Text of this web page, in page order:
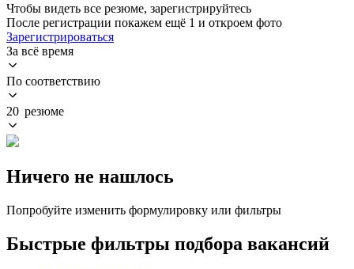
Чтобы видеть все резюме, зарегистрируйтесь
После регистрации покажем ещё 1 и откроем фото
Зарегистрироваться
За всё время
По соответствию
20 резюме
Ничего не нашлось
Попробуйте изменить формулировку или фильтры
Быстрые фильтры подбора вакансий